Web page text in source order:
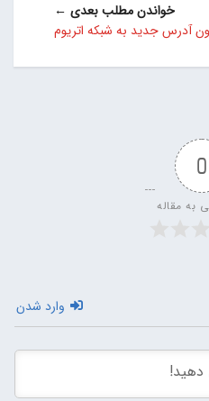
خواندن مطلب بعدی ←
0
به مقاله
وارد شدن